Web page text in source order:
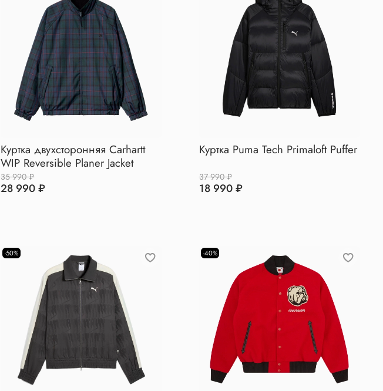
Куртка двухсторонняя Carhartt
WIP Reversible Planer Jacket
35 990 ₽
28 990 ₽
Куртка Puma Tech Primaloft Puffer
37 990 ₽
18 990 ₽
-50% -40%